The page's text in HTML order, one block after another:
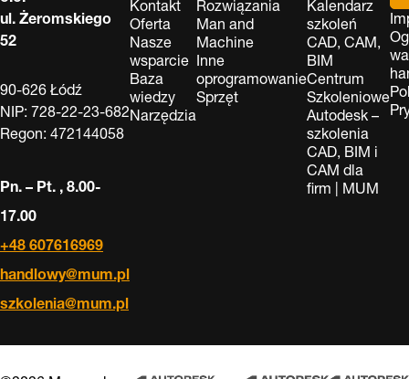
ul. Żeromskiego
52
90-626 Łódź
NIP: 728-22-23-682
Regon: 472144058
Pn. – Pt. , 8.00-
17.00
+48 607616969
handlowy@mum.pl
szkolenia@mum.pl
Kontakt
Oferta
Nasze
wsparcie
Baza
wiedzy
Narzędzia
Rozwiązania
Man and
Machine
Inne
oprogramowanie
Sprzęt
Kalendarz
szkoleń
CAD, CAM,
BIM
Centrum
Szkoleniowe
Autodesk –
szkolenia
CAD, BIM i
CAM dla
firm | MUM